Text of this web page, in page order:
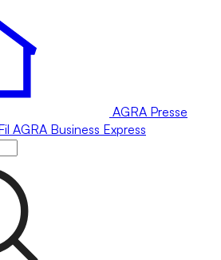
AGRA Presse
AGRA Business Express